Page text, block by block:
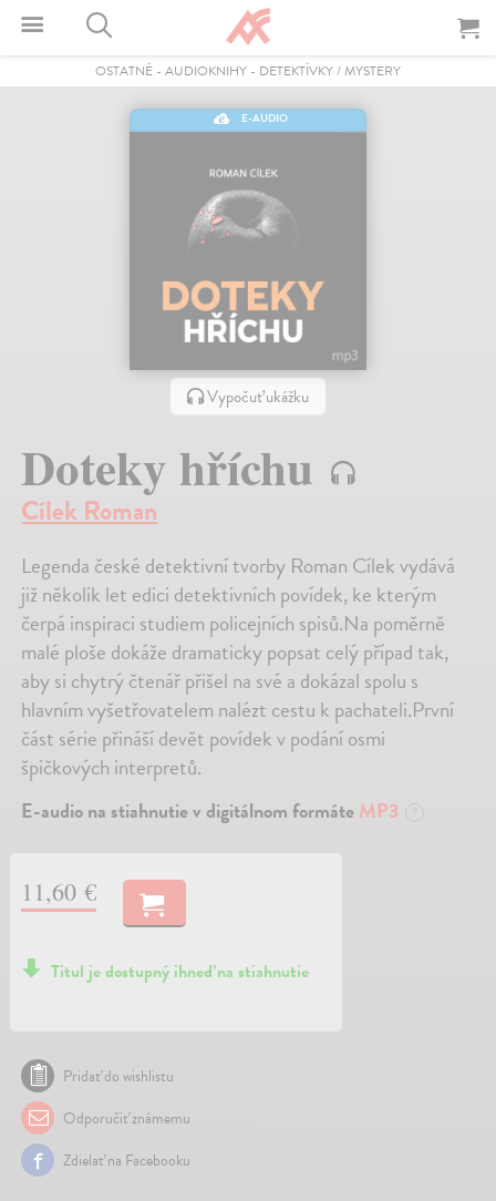
OSTATNÉ - AUDIOKNIHY - DETEKTÍVKY / MYSTERY
E-AUDIO
Vypočuť ukážku
Doteky hříchu
Cílek Roman
Legenda české detektivní tvorby Roman Cílek vydává
již několik let edici detektivních povídek, ke kterým
čerpá inspiraci studiem policejních spisů.Na poměrně
malé ploše dokáže dramaticky popsat celý případ tak,
aby si chytrý čtenář přišel na své a dokázal spolu s
hlavním vyšetřovatelem nalézt cestu k pachateli.První
část série přináší devět povídek v podání osmi
špičkových interpretů.
E-audio na stiahnutie v digitálnom formáteMP3
11,60 €
Titul je dostupný ihneď na stiahnutie
Pridať do wishlistu
Odporučiť známemu
Zdielať na Facebooku